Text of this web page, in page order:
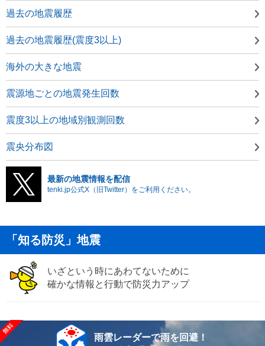
過去の地震履歴
過去の地震履歴(震度3以上)
海外の大きな地震
震源地ごとの地震発生回数
震度3以上の地域別観測回数
震央分布図
最新の地震情報を配信
tenki.jp公式X（旧Twitter）をご利用ください。
「知る防災」地震
いざという時にあわてないために
確かな情報と行動で防災力アップ
雨雲レーダーで雨を回避！